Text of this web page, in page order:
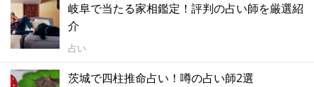
岐阜で当たる家相鑑定！評判の占い師を厳選紹
介
占い
茨城で四柱推命占い！噂の占い師2選